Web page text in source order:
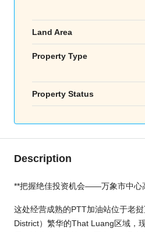
Land Area
Property Type
Property Status
Description
**把握绝佳投资机会——万象市中心
这处经营成熟的PTT加油站位于老
District）繁华的That Luang区域，